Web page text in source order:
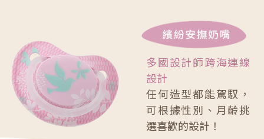
多國設計師跨海連線
設計
任何造型都能駕馭，
可根據性別、月齡挑
選喜歡的設計！